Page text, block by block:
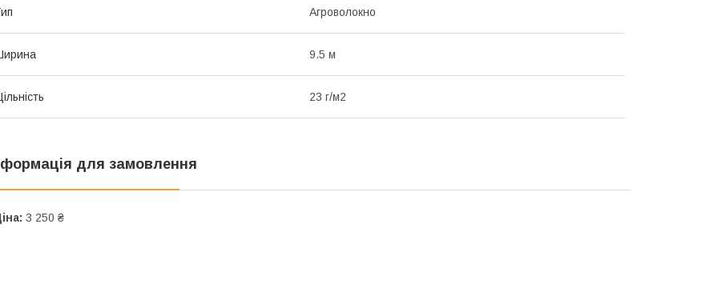
Агроволокно
9.5 м
23 г/м2
для замовлення
3 250 ₴